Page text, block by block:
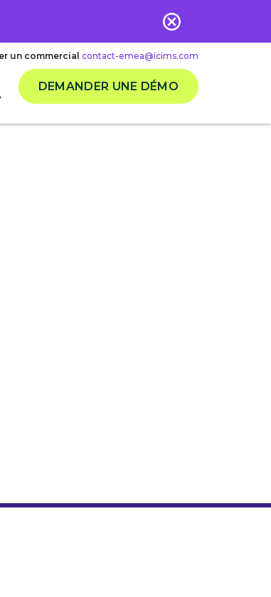
un commercial contact-emea@icims.com
DEMANDER UNE DÉMO